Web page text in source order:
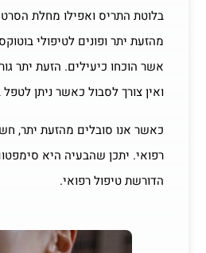
בלוטת התריס ואפילו מחלת
מהזעת יתר ופונים לטיפולי
אשר הוכחו כיעילים. הזעת יתר
ואין צורך לסבול כאשר ניתן
כאשר אנו סובלים מהזעת יתר,
רפואי. יתכן שהבעיה היא
הדורשת טיפול רפואי.